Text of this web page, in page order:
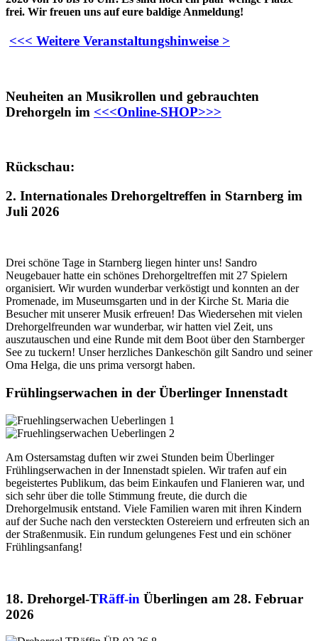
frei. Wir freuen uns auf eure baldige Anmeldung!
<<< Weitere Veranstaltungshinweise >
Neuheiten an Musikrollen und gebrauchten
Drehorgeln im <<<Online-SHOP>>>
Rückschau:
2. Internationales Drehorgeltreffen in Starnberg im
Juli 2026
Drei schöne Tage in Starnberg liegen hinter uns! Sandro
Neugebauer hatte ein schönes Drehorgeltreffen mit 27 Spielern
organisiert. Wir wurden wunderbar verköstigt und konnten an der
Promenade, im Museumsgarten und in der Kirche St. Maria die
Besucher mit unserer Musik erfreuen! Das Wiedersehen mit vielen
Drehorgelfreunden war wunderbar, wir hatten viel Zeit, uns
auszutauschen und eine Runde mit dem Boot über den Starnberger
See zu tuckern! Unser herzliches Dankeschön gilt Sandro und seiner
Oma Helga, die uns prima versorgt haben.
Frühlingserwachen in der Überlinger Innenstadt
Am Ostersamstag duften wir zwei Stunden beim Überlinger
Frühlingserwachen in der Innenstadt spielen. Wir trafen auf ein
begeistertes Publikum, das beim Einkaufen und Flanieren war, und
sich sehr über die tolle Stimmung freute, die durch die
Drehorgelmusik entstand. Viele Familien waren mit ihren Kindern
auf der Suche nach den versteckten Ostereiern und erfreuten sich an
der Straßenmusik. Ein rundum gelungenes Fest und ein schöner
Frühlingsanfang!
18. Drehorgel-TRäff-in Überlingen am 28. Februar
2026